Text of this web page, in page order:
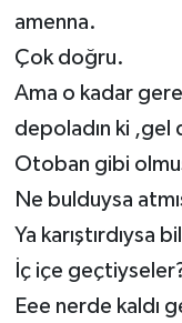
amenna.
Çok doğru.
Ama o kadar
depoladın ki ,gel
Otoban gibi
Ne bulduysa
Ya karıştırdıysa
İç içe
Eee nerde kaldı